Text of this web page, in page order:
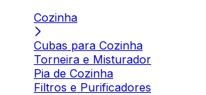
Cozinha
Cubas para Cozinha
Torneira e Misturador
Pia de Cozinha
Filtros e Purificadores